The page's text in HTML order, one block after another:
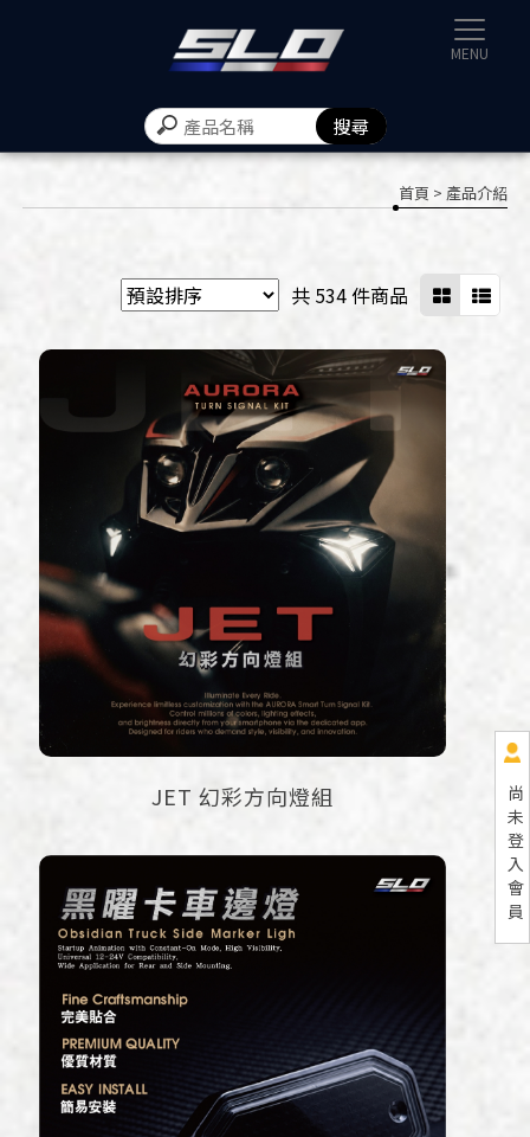
尚
未
登
入
會
員
速辰
首頁 > 產品介紹
共 534 件商品
JET 幻彩方向燈組